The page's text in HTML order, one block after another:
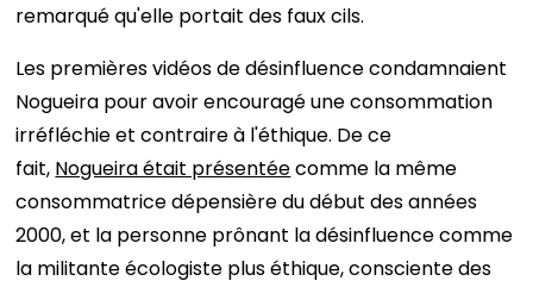
remarqué qu'elle portait des faux cils.
Les premières vidéos de désinfluence condamnaient
Nogueira pour avoir encouragé une consommation
irréfléchie et contraire à l'éthique. De ce
fait, Nogueira était présentéecomme la même
consommatrice dépensière du début des années
2000, et la personne prônant la désinfluence comme
la militante écologiste plus éthique, consciente des